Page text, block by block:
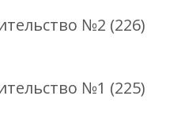
№2 (226)
№1 (225)